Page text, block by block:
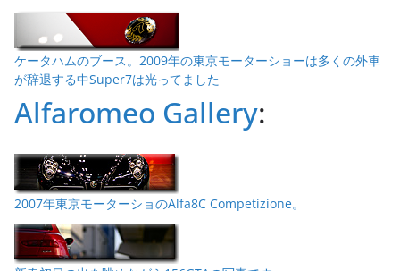
ケータハムのブース。2009年の東京モーターショーは多くの外車
が辞退する中Super7は光ってました
Alfaromeo Gallery:
2007年東京モーターショのAlfa8C Competizione。